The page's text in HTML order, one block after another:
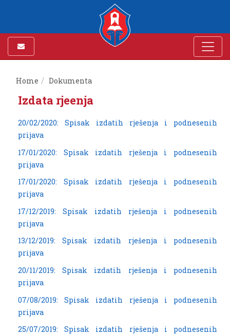
Home Dokumenta
Izdata rjeenja
20/02/2020: Spisak izdatih rješenja i podnesenih
prijava
17/01/2020: Spisak izdatih rješenja i podnesenih
prijava
17/01/2020: Spisak izdatih rješenja i podnesenih
prijava
17/12/2019: Spisak izdatih rješenja i podnesenih
prijava
13/12/2019: Spisak izdatih rješenja i podnesenih
prijava
20/11/2019: Spisak izdatih rješenja i podnesenih
prijava
07/08/2019: Spisak izdatih rješenja i podnesenih
prijava
25/07/2019: Spisak izdatih rješenja i podnesenih